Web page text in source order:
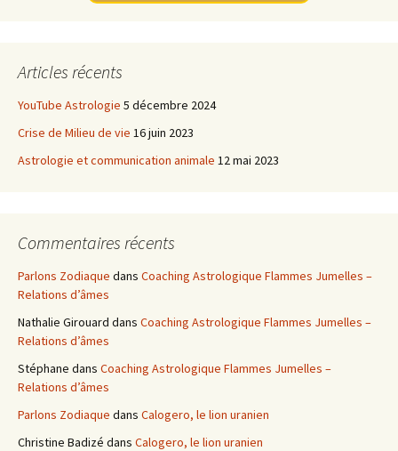
Articles récents
YouTube Astrologie 5 décembre 2024
Crise de Milieu de vie 16 juin 2023
Astrologie et communication animale 12 mai 2023
Commentaires récents
Parlons Zodiaque dans Coaching Astrologique Flammes Jumelles –
Relations d’âmes
Nathalie Girouard dans Coaching Astrologique Flammes Jumelles –
Relations d’âmes
Stéphane dans Coaching Astrologique Flammes Jumelles –
Relations d’âmes
Parlons Zodiaque dans Calogero, le lion uranien
Christine Badizé dans Calogero, le lion uranien